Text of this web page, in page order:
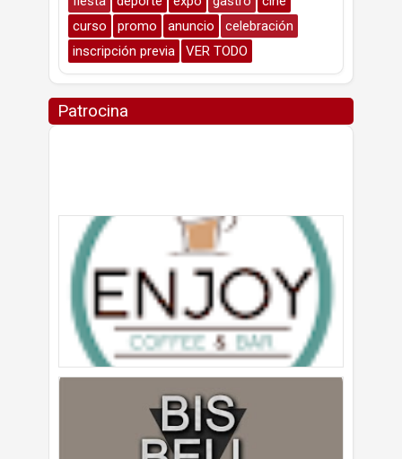
curso
promo anuncio
celebración
inscripción previa
VER TODO
Patrocina